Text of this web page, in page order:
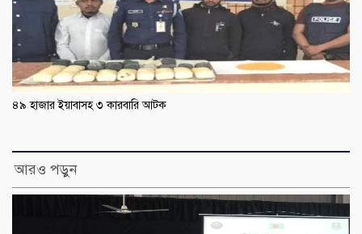
৪৯ হাজার ইয়াবাসহ ৩ কারবারি আটক
আরও পড়ুন